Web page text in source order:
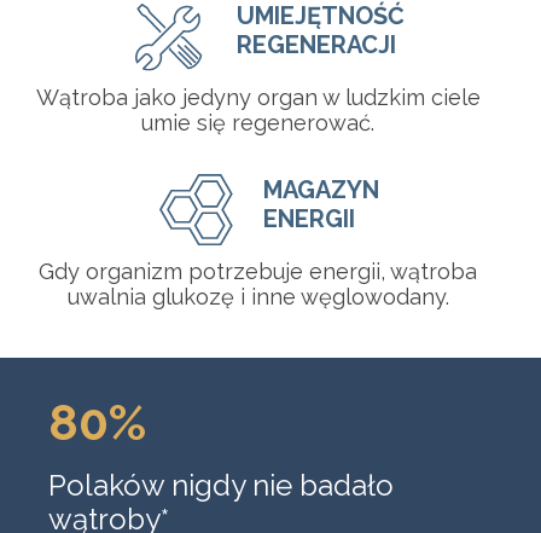
UMIEJĘTNOŚĆ
REGENERACJI
Wątroba jako jedyny organ w ludzkim ciele
umie się regenerować.
MAGAZYN
ENERGII
Gdy organizm potrzebuje energii, wątroba
uwalnia glukozę i inne węglowodany.
80%
Polaków nigdy nie badało
wątroby*